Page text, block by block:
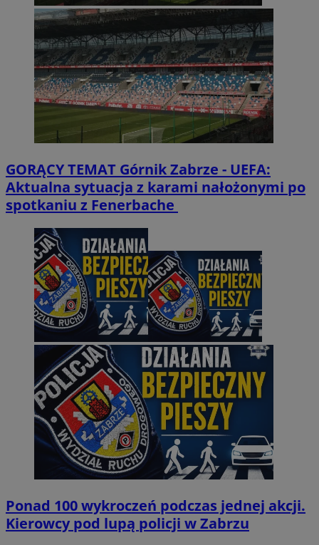
GORĄCY TEMAT Górnik Zabrze - UEFA:
Aktualna sytuacja z karami nałożonymi po
spotkaniu z Fenerbache
Ponad 100 wykroczeń podczas jednej akcji.
Kierowcy pod lupą policji w Zabrzu